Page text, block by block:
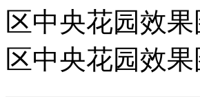
区中央花园效
区中央花园效